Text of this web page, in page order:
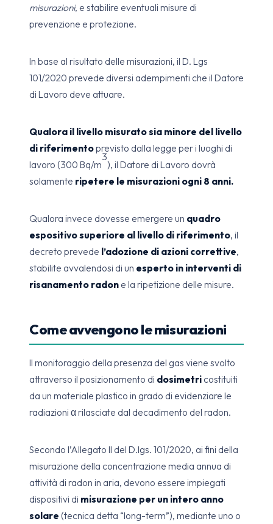
misurazioni, e stabilire eventuali misure di
prevenzione e protezione.
In base al risultato delle misurazioni, il D. Lgs
101/2020 prevede diversi adempimenti che il Datore
di Lavoro deve attuare.
Qualora il livello misurato sia minore del livello
di riferimentoprevisto dalla legge per i luoghi di
lavoro (300 Bq/m
3
), il Datore di Lavoro dovrà
solamente ripetere le misurazioni ogni 8 anni.
Qualora invece dovesse emergere un quadro
espositivo superiore al livello di riferimento, il
decreto prevede l’adozione di azioni correttive,
stabilite avvalendosi di un esperto in interventi di
risanamento radon e la ripetizione delle misure.
Come avvengono le misurazioni
Il monitoraggio della presenza del gas viene svolto
attraverso il posizionamento di dosimetri costituiti
da un materiale plastico in grado di evidenziare le
radiazioni α rilasciate dal decadimento del radon.
Secondo l’Allegato II del D.lgs. 101/2020, ai fini della
misurazione della concentrazione media annua di
attività di radon in aria, devono essere impiegati
dispositivi di misurazione per un intero anno
solare (tecnica detta “long-term”), mediante uno o